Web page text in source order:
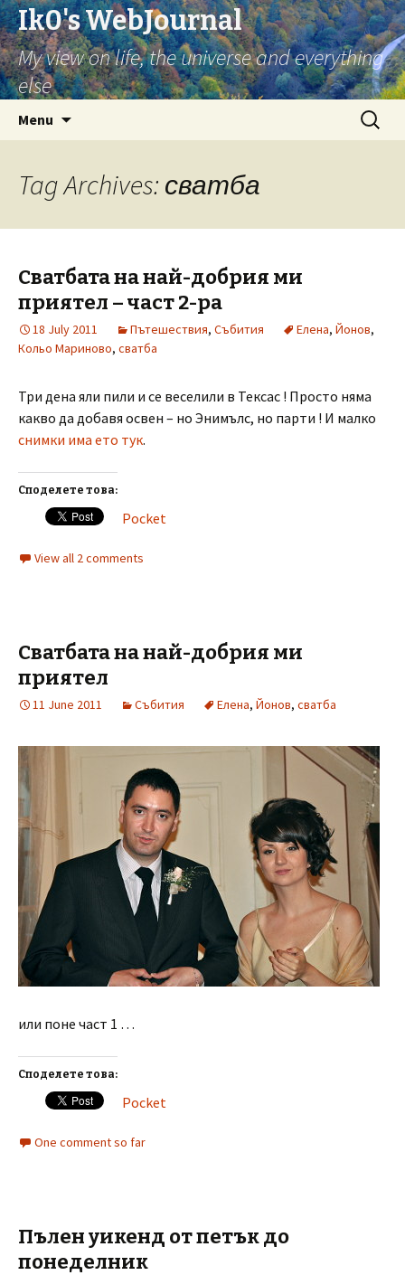
Ik0's WebJournal
My view on life, the universe and everything
else
Menu
Search
for:
Tag Archives: сватба
Сватбата на най-добрия ми
приятел – част 2-ра
18 July 2011 Пътешествия, Събития Елена, Йонов,
Кольо Мариново, сватба
Три дена яли пили и се веселили в Тексас ! Просто няма
какво да добавя освен – но Энимълс, но парти ! И малко
снимки има ето тук.
Споделете това:
Pocket
View all 2 comments
Сватбата на най-добрия ми
приятел
11 June 2011 Събития Елена, Йонов, сватба
или поне част 1 …
Споделете това:
Pocket
One comment so far
Пълен уикенд от петък до
понеделник